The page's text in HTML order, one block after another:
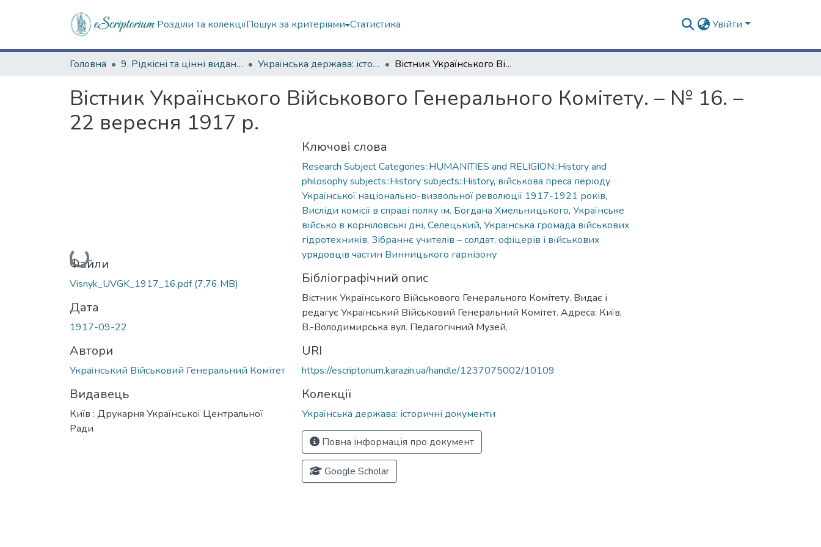
Розділи та колекціїПошук за критеріями Статистика Увійти
Головна 9. Рідкісні та цінні видання Українська держава: історичні документи Вістник Українського Військового Генерального Комітету. – № 16. – 22 вересня 1917 р.
Вістник Українського Військового Генерального Комітету. – № 16. –
22 вересня 1917 р.
Вантажиться...
Файли
Visnyk_UVGK_1917_16.pdf(7,76 MB)
Дата
1917-09-22
Автори
Український Військовий Генеральний Комітет
Видавець
Київ : Друкарня Української Центральної
Ради
Ключові слова
Research Subject Categories::HUMANITIES and RELIGION::History and
philosophy subjects::History subjects::History, військова преса періоду
Української національно-визвольної революції 1917-1921 років,
Висліди комісії в справі полку ім. Богдана Хмельницького, Українське
військо в корніловські дні, Селецький, Українська громада військових
гідротехників, Зібраннє учителів – солдат, офіцерів і військових
урядовців частин Винницького гарнізону
Бібліографічний опис
Вістник Українського Військового Генерального Комітету. Видає і
редагує Український Військовий Генеральний Комітет. Адреса: Київ,
В.-Володимирська вул. Педагогічний Музей.
URI
https://escriptorium.karazin.ua/handle/1237075002/10109
Колекції
Українська держава: історичні документи
Повна інформація про документ
Google Scholar